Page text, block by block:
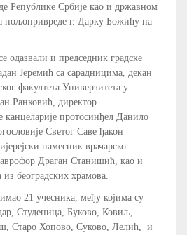
Републике Србије као и државном
пољопривреде г. Дарку Божићу на
одазвали и председник градске
Јеремић са сарадницима, декан
факултета Универзитета у
Ранковић, директор
канцеларије протосинђел Данило
Светог Саве ђакон
намесник врачарско-
Драган Станишић, као и
београдских храмова.
21 учесника, међу којима су
Студеница, Буково, Ковиљ,
Старо Хопово, Суково, Лелић, и